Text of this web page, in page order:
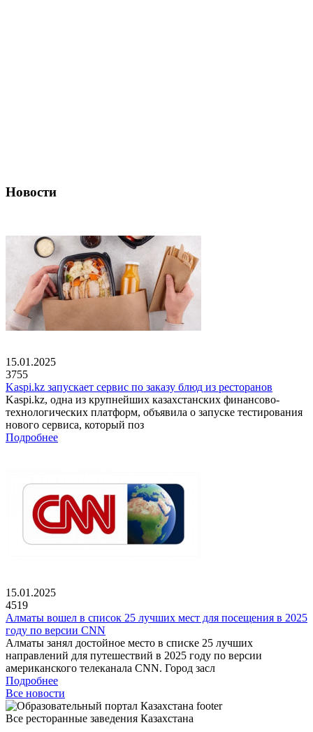
Новости
15.01.2025
3755
Kaspi.kz запускает сервис по заказу блюд из ресторанов
Kaspi.kz, одна из крупнейших казахстанских финансово-
технологических платформ, объявила о запуске тестирования
нового сервиса, который поз
Подробнее
15.01.2025
4519
Алматы вошел в список 25 лучших мест для посещения в 2025
году по версии CNN
Алматы занял достойное место в списке 25 лучших
направлений для путешествий в 2025 году по версии
американского телеканала CNN. Город засл
Подробнее
Все новости
Все ресторанные заведения Казахстана